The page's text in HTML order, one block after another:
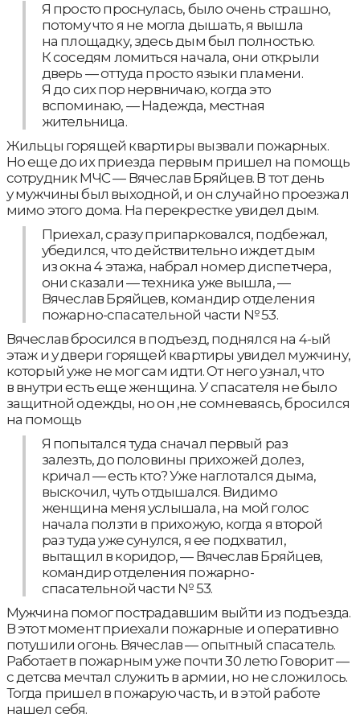
Я просто проснулась, было очень страшно,
потому что я не могла дышать, я вышла
на площадку, здесь дым был полностью.
К соседям ломиться начала, они открыли
дверь — оттуда просто языки пламени.
Я до сих пор нервничаю, когда это
вспоминаю, — Надежда, местная
жительница.
Жильцы горящей квартиры вызвали пожарных.
Но еще до их приезда первым пришел на помощь
сотрудник МЧС — Вячеслав Бряйцев. В тот день
у мужчины был выходной, и он случайно проезжал
мимо этого дома. На перекрестке увидел дым.
Приехал, сразу припарковался, подбежал,
убедился, что действительно иждет дым
из окна 4 этажа, набрал номер диспетчера,
они сказали — техника уже вышла, —
Вячеслав Бряйцев, командир отделения
пожарно-спасательной части № 53.
Вячеслав бросился в подъезд, поднялся на 4-ый
этаж и у двери горящей квартиры увидел мужчину,
который уже не мог сам идти. От него узнал, что
в внутри есть еще женщина. У спасателя не было
защитной одежды, но он ,не сомневаясь, бросился
на помощь
Я попытался туда сначал первый раз
залезть, до половины прихожей долез,
кричал — есть кто? Уже наглотался дыма,
выскочил, чуть отдышался. Видимо
женщина меня услышала, на мой голос
начала ползти в прихожую, когда я второй
раз туда уже сунулся, я ее подхватил,
вытащил в коридор, — Вячеслав Бряйцев,
командир отделения пожарно-
спасательной части № 53.
Мужчина помог пострадавшим выйти из подъезда.
В этот момент приехали пожарные и оперативно
потушили огонь. Вячеслав — опытный спасатель.
Работает в пожарным уже почти 30 летю Говорит —
с детсва мечтал служить в армии, но не сложилось.
Тогда пришел в пожарую часть, и в этой работе
нашел себя.